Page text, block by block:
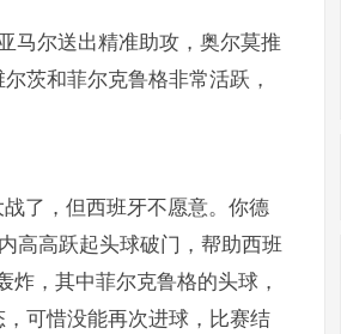
马尔送出精准助攻，奥尔莫推
茨和菲尔克鲁格非常活跃，
了，但西班牙不愿意。你德
高高跃起头球破门，帮助西班
，其中菲尔克鲁格的头球，
可惜没能再次进球，比赛结